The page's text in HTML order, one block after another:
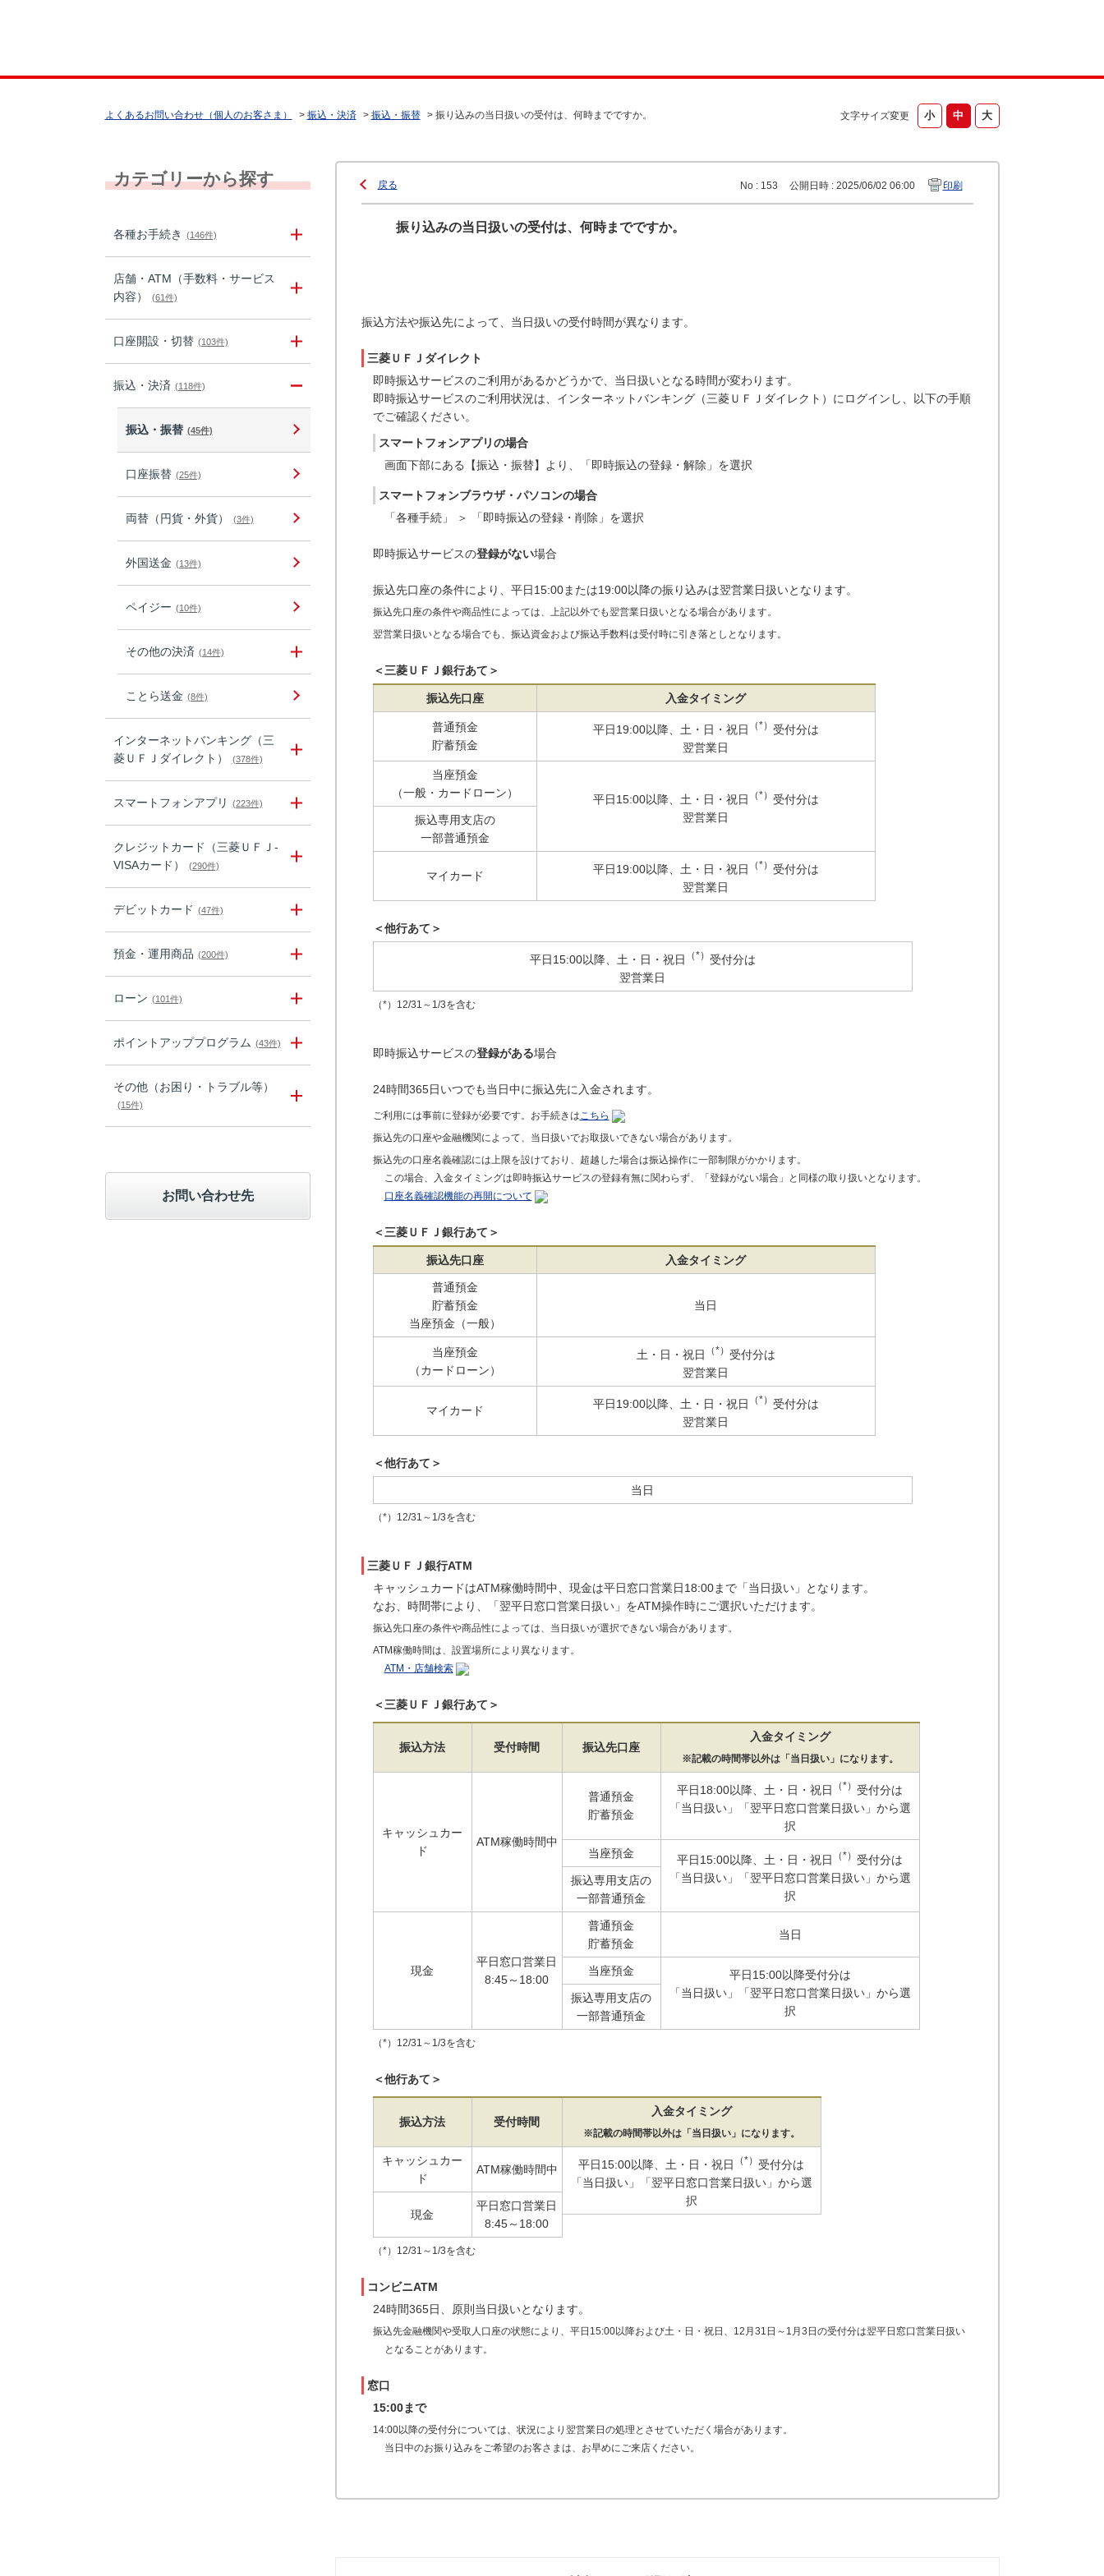
文字サイズ変更
よくあるお問い合わせ（個人のお客さま） > 振込・決済 > 振込・振替 > 振り込みの当日扱いの受付は、何時までですか。
カテゴリーから探す
各種お手続き (146件)
店舗・ATM（手数料・サービス
内容）
(61件)
口座開設・切替 (103件)
振込・決済 (118件)
振込・振替 (45件)
口座振替 (25件)
両替（円貨・外貨） (3件)
外国送金 (13件)
ペイジー (10件)
その他の決済 (14件)
ことら送金 (8件)
インターネットバンキング（三
菱ＵＦＪダイレクト）
(378件)
スマートフォンアプリ (223件)
クレジットカード（三菱ＵＦＪ-
VISAカード）
(290件)
デビットカード (47件)
預金・運用商品 (200件)
ローン (101件)
ポイントアッププログラム (43件)
その他（お困り・トラブル等）
(15件)
お問い合わせ先
戻る No : 153 公開日時 : 2025/06/02 06:00 印刷
振り込みの当日扱いの受付は、何時までですか。
振込方法や振込先によって、当日扱いの受付時間が異なります。
三菱ＵＦＪダイレクト
即時振込サービスのご利用があるかどうかで、当日扱いとなる時間が変わります。
即時振込サービスのご利用状況は、インターネットバンキング（三菱ＵＦＪダイレクト）にログインし、以下の手順
でご確認ください。
スマートフォンアプリの場合
画面下部にある【振込・振替】より、「即時振込の登録・解除」を選択
スマートフォンブラウザ・パソコンの場合
「各種手続」 ＞ 「即時振込の登録・削除」を選択
即時振込サービスの登録がない場合
振込先口座の条件により、平日15:00または19:00以降の振り込みは翌営業日扱いとなります。
振込先口座の条件や商品性によっては、上記以外でも翌営業日扱いとなる場合があります。
翌営業日扱いとなる場合でも、振込資金および振込手数料は受付時に引き落としとなります。
＜三菱ＵＦＪ銀行あて＞
振込先口座 入金タイミング
普通預金
貯蓄預金
平日19:00以降、土・日・祝日 （*） 受付分は
翌営業日
当座預金
（一般・カードローン）
平日15:00以降、土・日・祝日 （*） 受付分は
翌営業日
振込専用支店の
一部普通預金
マイカード
平日19:00以降、土・日・祝日 （*） 受付分は
翌営業日
＜他行あて＞
平日15:00以降、土・日・祝日 （*） 受付分は
翌営業日
（*）12/31～1/3を含む
即時振込サービスの登録がある場合
24時間365日いつでも当日中に振込先に入金されます。
ご利用には事前に登録が必要です。お手続きは こちら
振込先の口座や金融機関によって、当日扱いでお取扱いできない場合があります。
振込先の口座名義確認には上限を設けており、超越した場合は振込操作に一部制限がかかります。
この場合、入金タイミングは即時振込サービスの登録有無に関わらず、「登録がない場合」と同様の取り扱いとなります。
口座名義確認機能の再開について
＜三菱ＵＦＪ銀行あて＞
振込先口座 入金タイミング
普通預金
貯蓄預金
当座預金（一般）
当日
当座預金
（カードローン）
土・日・祝日 （*） 受付分は
翌営業日
マイカード
平日19:00以降、土・日・祝日 （*） 受付分は
翌営業日
＜他行あて＞
当日
（*）12/31～1/3を含む
三菱ＵＦＪ銀行ATM
キャッシュカードはATM稼働時間中、現金は平日窓口営業日18:00まで「当日扱い」となります。
なお、時間帯により、「翌平日窓口営業日扱い」をATM操作時にご選択いただけます。
振込先口座の条件や商品性によっては、当日扱いが選択できない場合があります。
ATM稼働時間は、設置場所により異なります。
ATM・店舗検索
＜三菱ＵＦＪ銀行あて＞
振込方法 受付時間 振込先口座
入金タイミング
※記載の時間帯以外は「当日扱い」になります。
キャッシュカー
ド
ATM稼働時間中
普通預金
貯蓄預金
平日18:00以降、土・日・祝日 （*） 受付分は
「当日扱い」「翌平日窓口営業日扱い」から選
択
当座預金 平日15:00以降、土・日・祝日 （*） 受付分は
「当日扱い」「翌平日窓口営業日扱い」から選
択
振込専用支店の
一部普通預金
現金
平日窓口営業日
8:45～18:00
普通預金
貯蓄預金
当日
当座預金
平日15:00以降受付分は
「当日扱い」「翌平日窓口営業日扱い」から選
択
振込専用支店の
一部普通預金
（*）12/31～1/3を含む
＜他行あて＞
振込方法 受付時間
入金タイミング
※記載の時間帯以外は「当日扱い」になります。
キャッシュカー
ド
ATM稼働時間中 平日15:00以降、土・日・祝日 （*） 受付分は
「当日扱い」「翌平日窓口営業日扱い」から選
択
現金
平日窓口営業日
8:45～18:00
（*）12/31～1/3を含む
コンビニATM
24時間365日、原則当日扱いとなります。
振込先金融機関や受取人口座の状態により、平日15:00以降および土・日・祝日、12月31日～1月3日の受付分は翌平日窓口営業日扱い
となることがあります。
窓口
15:00まで
14:00以降の受付分については、状況により翌営業日の処理とさせていただく場合があります。
当日中のお振り込みをご希望のお客さまは、お早めにご来店ください。